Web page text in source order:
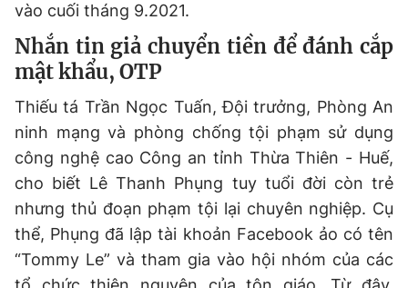
vào cuối tháng 9.2021.
Nhắn tin giả chuyển tiền để đánh cắp
mật khẩu, OTP
Thiếu tá Trần Ngọc Tuấn, Đội trưởng, Phòng An
ninh mạng và phòng chống tội phạm sử dụng
công nghệ cao Công an tỉnh Thừa Thiên - Huế,
cho biết Lê Thanh Phụng tuy tuổi đời còn trẻ
nhưng thủ đoạn phạm tội lại chuyên nghiệp. Cụ
thể, Phụng đã lập tài khoản Facebook ảo có tên
“Tommy Le” và tham gia vào hội nhóm của các